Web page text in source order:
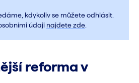
kdykoliv se můžete odhlásit.
údaji najdete zde
reforma v